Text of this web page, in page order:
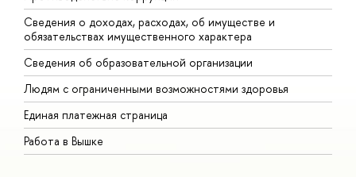
Сведения о доходах, расходах, об имуществе и
обязательствах имущественного характера
Сведения об образовательной организации
Людям с ограниченными возможностями здоровья
Единая платежная страница
Работа в Вышке